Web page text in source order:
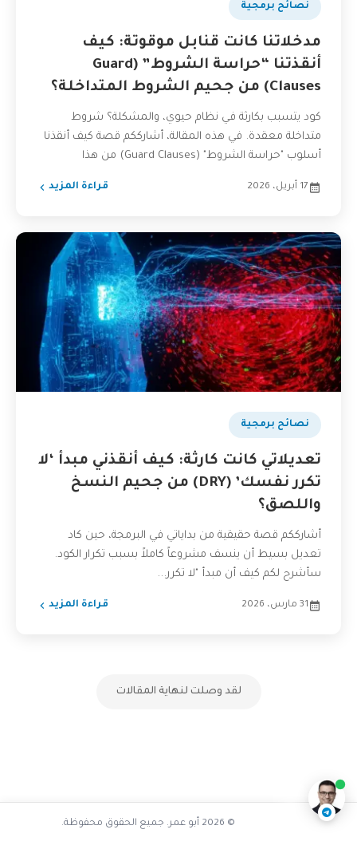
نصائح برمجية
مدخلاتنا كانت قنابل موقوتة: كيف
أنقذتنا “حراسة الشروط” (Guard
Clauses) من جحيم الشروط المتداخلة؟
كود يتسبب بكارثة في نظام حيوي، والمشكلة؟ شروط
متداخلة معقدة. في هذه المقالة، أشارككم قصة كيف أنقذنا
أسلوب "حراسة الشروط" (Guard Clauses) من هذا
17 أبريل، 2026 قراءة المزيد
نصائح برمجية
تعديلاتي كانت كارثة: كيف أنقذني مبدأ ‘لا
تكرر نفسك’ (DRY) من جحيم النسخ
واللصق؟
أشارككم قصة حقيقية من بداياتي في البرمجة، حين كاد
تعديل بسيط أن ينسف مشروعاً كاملاً بسبب تكرار الكود.
سأشرح لكم كيف أن مبدأ "لا تكرر...
31 مارس، 2026 قراءة المزيد
لقد وصلت لنهاية المقالات
© 2026 أبو عمر. جميع الحقوق محفوظة.